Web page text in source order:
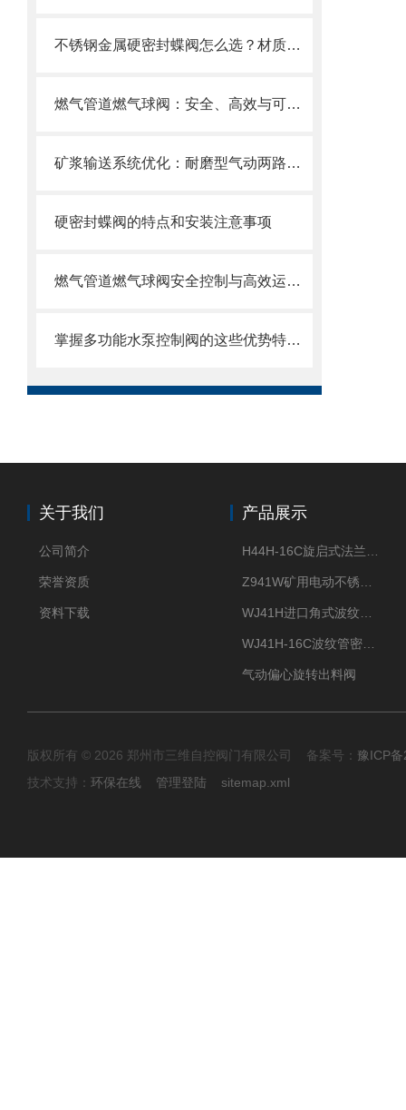
不锈钢金属硬密封蝶阀怎么选？材质、压力、温度一文搞定选购指南
燃气管道燃气球阀：安全、高效与可靠的燃气控制
矿浆输送系统优化：耐磨型气动两路分料阀的应用实践
硬密封蝶阀的特点和安装注意事项
燃气管道燃气球阀安全控制与高效运行的“核心开关”
掌握多功能水泵控制阀的这些优势特点很重要！
关于我们
公司简介
荣誉资质
资料下载
产品展示
气动偏心旋转出料阀
版权所有 © 2026 郑州市三维自控阀门有限公司 备案号： 豫ICP
技术支持： 环保在线 管理登陆 sitemap.xml